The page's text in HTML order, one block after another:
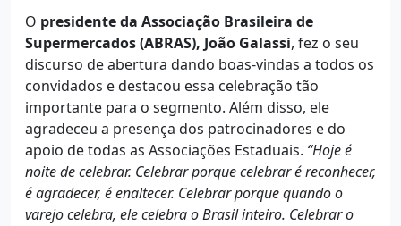
O presidente da Associação Brasileira de
Supermercados (ABRAS), João Galassi, fez o seu
discurso de abertura dando boas-vindas a todos os
convidados e destacou essa celebração tão
importante para o segmento. Além disso, ele
agradeceu a presença dos patrocinadores e do
apoio de todas as Associações Estaduais. “Hoje é
noite de celebrar. Celebrar porque celebrar é reconhecer,
é agradecer, é enaltecer. Celebrar porque quando o
varejo celebra, ele celebra o Brasil inteiro. Celebrar o